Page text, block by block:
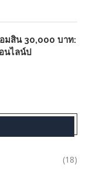
มสิน 30,000 บาท:
นไลน์ป
(18)